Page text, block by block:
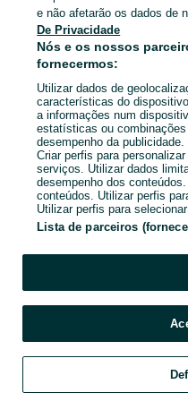
Instrumentos Musicais - Beja
CATEGORIA
ID:643031085
Entra na tua conta OLX ou
anunciante
Entrar ou criar conta
e não afetarão os dados de
De Privacidade
Nós e os nossos
fornecermos:
Utilizar dados de
características do
a informações num
estatísticas ou
desempenho da
Criar perfis para
serviços. Utilizar dados
desempenho dos
conteúdos. Utilizar perfis
Utilizar perfis para
Lista de parceiros